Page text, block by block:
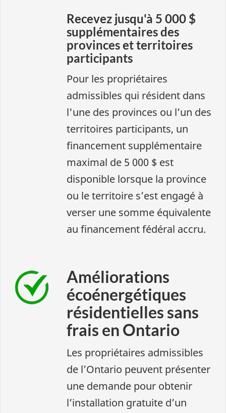
Recevez jusqu'à 5 000 $
supplémentaires des
provinces et territoires
participants
Pour les propriétaires
admissibles qui résident dans
l'une des provinces ou l’un des
territoires participants, un
financement supplémentaire
maximal de 5 000 $ est
disponible lorsque la province
ou le territoire s’est engagé à
verser une somme équivalente
au financement fédéral accru.
Améliorations
écoénergétiques
résidentielles sans
frais en Ontario
Les propriétaires admissibles
de l’Ontario peuvent présenter
une demande pour obtenir
l’installation gratuite d’un